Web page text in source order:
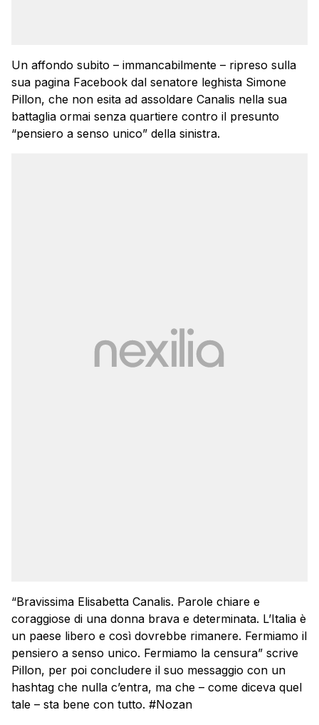
Un affondo subito – immancabilmente – ripreso sulla
sua pagina Facebook dal senatore leghista Simone
Pillon, che non esita ad assoldare Canalis nella sua
battaglia ormai senza quartiere contro il presunto
“pensiero a senso unico” della sinistra.
“Bravissima Elisabetta Canalis. Parole chiare e
coraggiose di una donna brava e determinata. L’Italia è
un paese libero e così dovrebbe rimanere. Fermiamo il
pensiero a senso unico. Fermiamo la censura” scrive
Pillon, per poi concludere il suo messaggio con un
hashtag che nulla c’entra, ma che – come diceva quel
tale – sta bene con tutto. #Nozan